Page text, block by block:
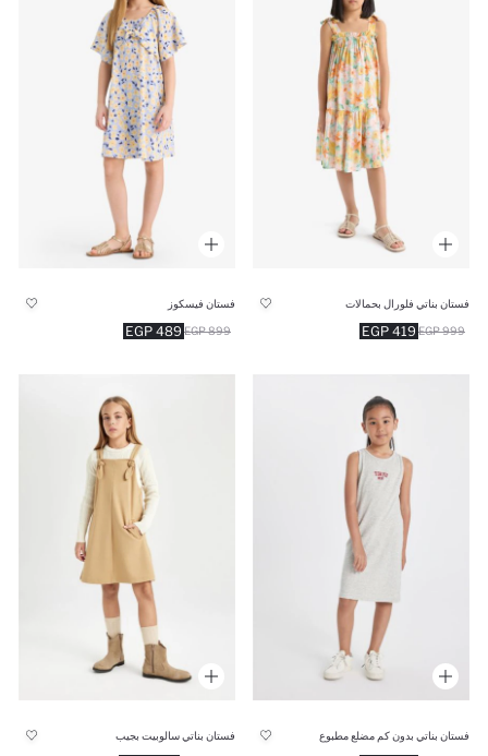
فستان بناتي فلورال بحمالات
419 EGP 999 EGP
فستان فيسكوز
489 EGP 899 EGP
فستان بناتي بدون كم مضلع مطبوع فستان بناتي سالوبيت بجيب